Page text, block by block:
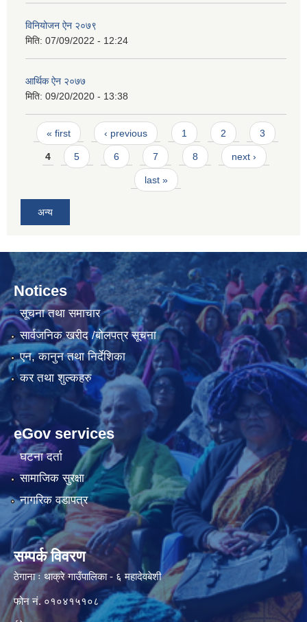
विनियोजन ऐन २०७९
मिति: 07/09/2022 - 12:24
आर्थिक ऐन २०७७
मिति: 09/20/2020 - 13:38
Pages
« first ‹ previous 1 2 3
4 5 6 7 8 next ›
last »
अन्य
Notices
सूचना तथा समाचार
सार्वजनिक खरीद /बोलपत्र सूचना
एन, कानुन तथा निर्देशिका
कर तथा शुल्कहरु
eGov services
घटना दर्ता
सामाजिक सुरक्षा
नागरिक वडापत्र
सम्पर्क विवरण
ठेगाना ः थाक्रे गाउँपालिका - ६ महादेवबेशी
फोन नं. ०१०४१५१०८